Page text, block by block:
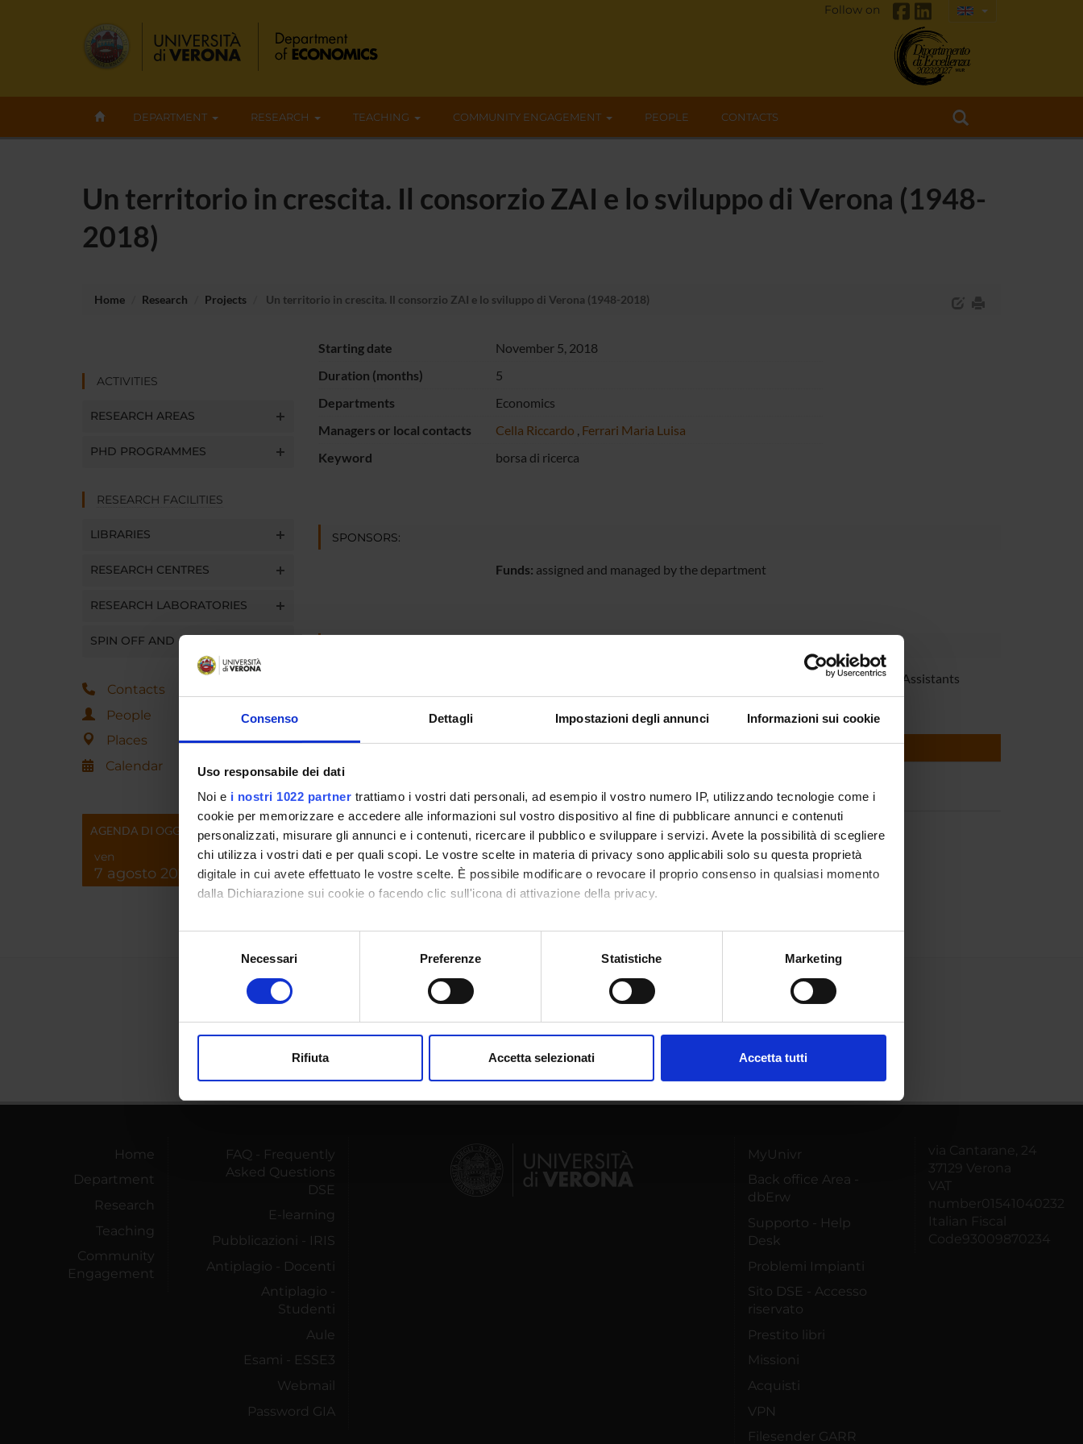
Consenso Dettagli Impostazioni degli annunci Informazioni sui cookie
Uso responsabile dei dati
Noi e i nostri 1022 partner trattiamo i vostri dati personali, ad esempio il vostro numero IP, utilizzando tecnologie come i
cookie per memorizzare e accedere alle informazioni sul vostro dispositivo al fine di pubblicare annunci e contenuti
personalizzati, misurare gli annunci e i contenuti, ricercare il pubblico e sviluppare i servizi. Avete la possibilità di scegliere
chi utilizza i vostri dati e per quali scopi. Le vostre scelte in materia di privacy sono applicabili solo su questa proprietà
digitale in cui avete effettuato le vostre scelte. È possibile modificare o revocare il proprio consenso in qualsiasi momento
dalla Dichiarazione sui cookie o facendo clic sull'icona di attivazione della privacy.
Con il tuo consenso, vorremmo anche:
raccogliere informazioni sulla tua posizione geografica, con un'approssimazione di qualche metro,
digitali).
modificare o ritirare il tuo consenso in qualsiasi momento dalla Dichiarazione sui cookie.
Necessari Preferenze Statistiche Marketing
Rifiuta Accetta selezionati Accetta tutti
Follow on
DEPARTMENT RESEARCH TEACHING COMMUNITY ENGAGEMENT PEOPLE CONTACTS
Un territorio in crescita. Il consorzio ZAI e lo sviluppo di Verona (1948-
2018)
Home Research Projects Un territorio in crescita. Il consorzio ZAI e lo sviluppo di Verona (1948-2018)
ACTIVITIES
RESEARCH AREAS
PHD PROGRAMMES
RESEARCH FACILITIES
LIBRARIES
RESEARCH CENTRES
RESEARCH LABORATORIES
SPIN OFF AND COMPANIES
Contacts
People
Places
Calendar
AGENDA DI OGGI
ven
7 agosto 2026
Starting date
November 5, 2018
Duration (months)
5
Departments
Economics
Managers or local contacts
Cella Riccardo , Ferrari Maria Luisa
Keyword
borsa di ricerca
SPONSORS:
Funds: assigned and managed by the department
Research Assistants
RESEARCH AREAS INVOLVED IN THE PROJECT
Economia dell’ambiente, dell’energia e dello sviluppo territoriale
Agricultural and Natural Resource Economics; Environmental and Ecological Economics
Home
Department
Research
Teaching
Community
Engagement
FAQ - Frequently
Asked Questions
DSE
E-learning
Pubblicazioni - IRIS
Antiplagio - Docenti
Antiplagio -
Studenti
Aule
Esami - ESSE3
Webmail
Password GIA
MyUnivr
Back office Area -
dbErw
Supporto - Help
Desk
Problemi Impianti
Sito DSE - Accesso
riservato
Prestito libri
Missioni
Acquisti
VPN
Filesender GARR
via Cantarane, 24
37129 Verona
VAT
number01541040232
Italian Fiscal
Code93009870234